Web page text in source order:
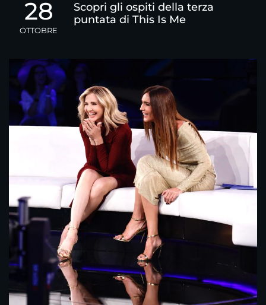
28
OTTOBRE
Scopri gli ospiti della terza
puntata di This Is Me